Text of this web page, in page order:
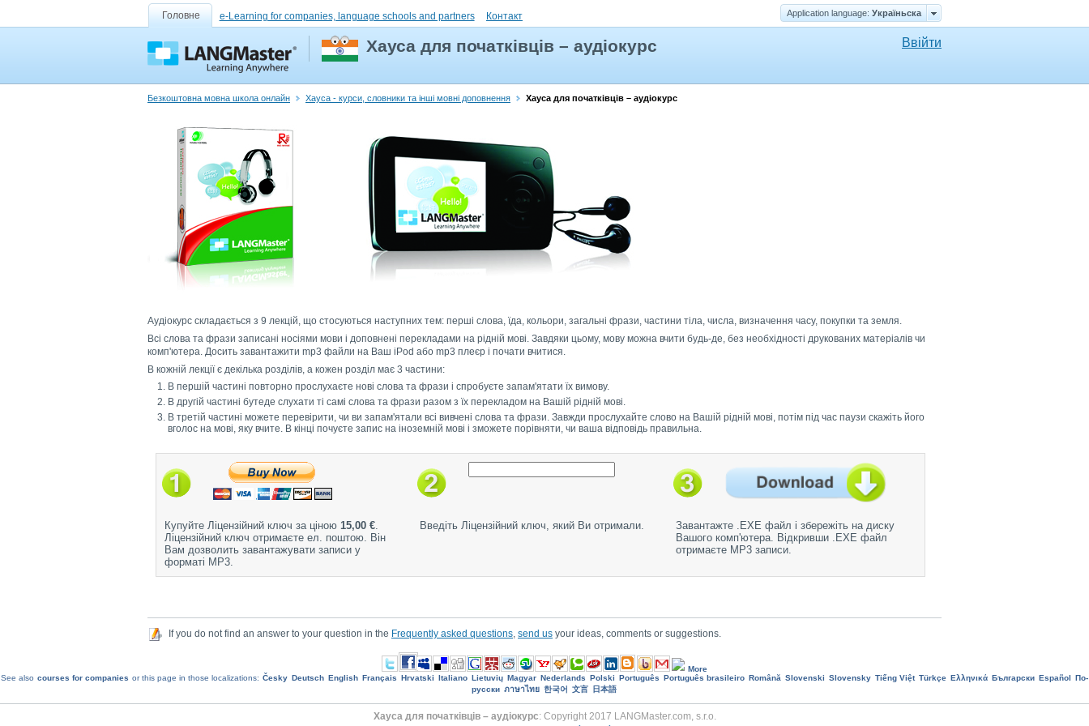
Головне e-Learning for companies, language schools and partners Контакт Application language: Україньска
Хауса для початківців – аудіокурс Ввійти
Безкоштовна мовна школа онлайн Хауса - курси, словники та інші мовні доповнення Хауса для початківців – аудіокурс
Аудіокурс складається з 9 лекцій, що стосуються наступних тем: перші слова, їда, кольори, загальні фрази, частини тіла, числа, визначення часу, покупки та земля.
Всі слова та фрази записані носіями мови і доповнені перекладами на рідній мові. Завдяки цьому, мову можна вчити будь-де, без необхідності друкованих матеріалів чи
комп'ютера. Досить завантажити mp3 файли на Ваш iPod або mp3 плеєр і почати вчитися.
В кожній лекції є декілька розділів, а кожен розділ має 3 частини:
В першій частині повторно прослухаєте нові слова та фрази і спробуєте запам'ятати їх вимову.
В другій частині бутеде слухати ті самі слова та фрази разом з їх перекладом на Вашій рідній мові.
В третій частині можете перевірити, чи ви запам'ятали всі вивчені слова та фрази. Завжди прослухайте слово на Вашій рідній мові, потім під час паузи скажіть його
вголос на мові, яку вчите. В кінці почуєте запис на іноземній мові і зможете порівняти, чи ваша відповідь правильна.
Купуйте Ліцензійний ключ за ціною 15,00 €.
Ліцензійний ключ отримаєте ел. поштою. Він
Вам дозволить завантажувати записи у
форматі MP3.
Введіть Ліцензійний ключ, який Ви отримали.
Завантажте .EXE файл і збережіть на диску
Вашого комп'ютера. Відкривши .EXE файл
отримаєте MP3 записи.
If you do not find an answer to your question in the Frequently asked questions send us your ideas, comments or suggestions.
More
See also courses for companies or this page in those localizations: Česky Deutsch English Français Hrvatski Italiano Lietuvių Magyar Nederlands Polski Português Português brasileiro Română Slovenski Slovensky Tiếng Việt Türkçe Ελληνικά Български Еspañol
По-
русски ภาษาไทย 한국어 文言 日本語
Хауса для початківців – аудіокурс: Copyright 2017 LANGMaster.com, s.r.o.